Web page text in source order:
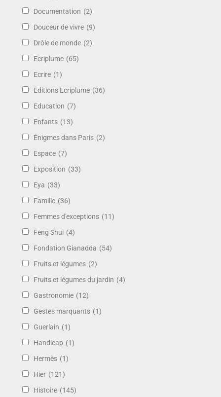
Documentation (2)
Douceur de vivre (9)
Drôle de monde (2)
Ecriplume (65)
Ecrire (1)
Editions Ecriplume (36)
Education (7)
Enfants (13)
Énigmes dans Paris (2)
Espace (7)
Exposition (33)
Eya (33)
Famille (36)
Femmes d'exceptions (11)
Feng Shui (4)
Fondation Gianadda (54)
Fruits et légumes (2)
Fruits et légumes du jardin (4)
Gastronomie (12)
Gestes marquants (1)
Guerlain (1)
Handicap (1)
Hermès (1)
Hier (121)
Histoire (145)